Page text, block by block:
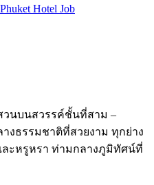
Hotel Job
สวนบนสวรรค์ชั้นที่สาม –
งธรรมชาติที่สวยงาม ทุกย่าง
ละหรูหรา ท่ามกลางภูมิทัศน์ที่